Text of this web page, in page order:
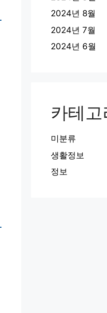
2024년 8월
2024년 7월
2024년 6월
카테고
미분류
생활정보
정보